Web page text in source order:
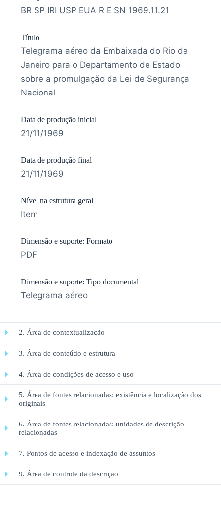
BR SP IRI USP EUA R E SN 1969.11.21
Título
Telegrama aéreo da Embaixada do Rio de
Janeiro para o Departamento de Estado
sobre a promulgação da Lei de Segurança
Nacional
Data de produção inicial
21/11/1969
Data de produção final
21/11/1969
Nível na estrutura geral
Item
Dimensão e suporte: Formato
PDF
Dimensão e suporte: Tipo documental
Telegrama aéreo
2. Área de contextualização
3. Área de conteúdo e estrutura
4. Área de condições de acesso e uso
5. Área de fontes relacionadas: existência e localização dos
originais
6. Área de fontes relacionadas: unidades de descrição
relacionadas
7. Pontos de acesso e indexação de assuntos
9. Área de controle da descrição